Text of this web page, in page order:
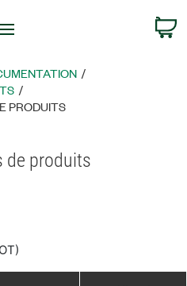
PRODUITS
de produits